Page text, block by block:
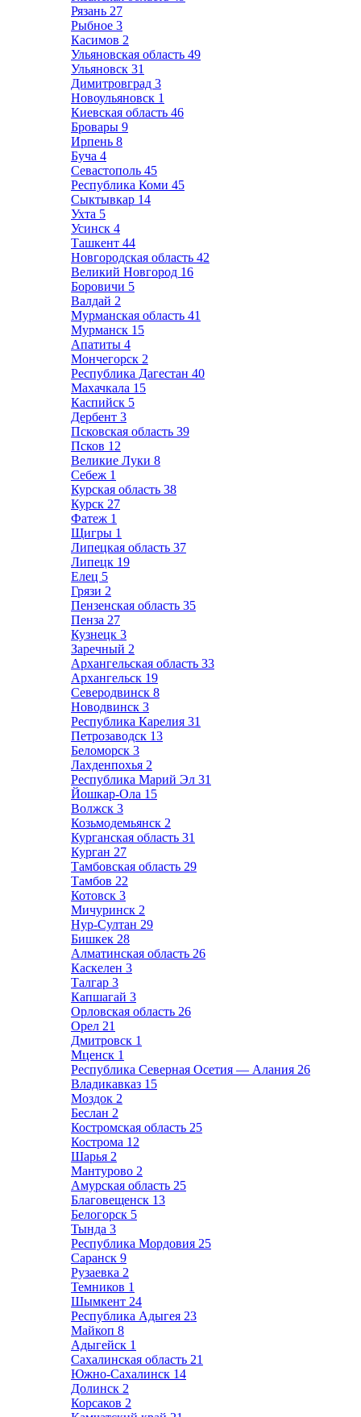
Рязань 27
Рыбное 3
Касимов 2
Ульяновская область 49
Ульяновск 31
Димитровград 3
Новоульяновск 1
Киевская область 46
Бровары 9
Ирпень 8
Буча 4
Севастополь 45
Республика Коми 45
Сыктывкар 14
Ухта 5
Усинск 4
Ташкент 44
Новгородская область 42
Великий Новгород 16
Боровичи 5
Валдай 2
Мурманская область 41
Мурманск 15
Апатиты 4
Мончегорск 2
Республика Дагестан 40
Махачкала 15
Каспийск 5
Дербент 3
Псковская область 39
Псков 12
Великие Луки 8
Себеж 1
Курская область 38
Курск 27
Фатеж 1
Щигры 1
Липецкая область 37
Липецк 19
Елец 5
Грязи 2
Пензенская область 35
Пенза 27
Кузнецк 3
Заречный 2
Архангельская область 33
Архангельск 19
Северодвинск 8
Новодвинск 3
Республика Карелия 31
Петрозаводск 13
Беломорск 3
Лахденпохья 2
Республика Марий Эл 31
Йошкар-Ола 15
Волжск 3
Козьмодемьянск 2
Курганская область 31
Курган 27
Тамбовская область 29
Тамбов 22
Котовск 3
Мичуринск 2
Нур-Султан 29
Бишкек 28
Алматинская область 26
Каскелен 3
Талгар 3
Капшагай 3
Орловская область 26
Орел 21
Дмитровск 1
Мценск 1
Республика Северная Осетия — Алания 26
Владикавказ 15
Моздок 2
Беслан 2
Костромская область 25
Кострома 12
Шарья 2
Мантурово 2
Амурская область 25
Благовещенск 13
Белогорск 5
Тында 3
Республика Мордовия 25
Саранск 9
Рузаевка 2
Темников 1
Шымкент 24
Республика Адыгея 23
Майкоп 8
Адыгейск 1
Сахалинская область 21
Южно-Сахалинск 14
Долинск 2
Корсаков 2